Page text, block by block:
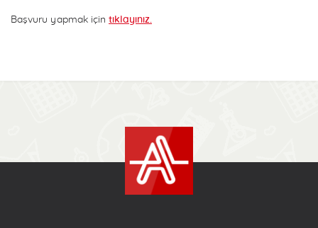
Başvuru yapmak için tıklayınız.